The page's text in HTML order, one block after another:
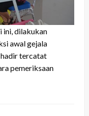
ini, dilakukan
awal gejala
tercatat
pemeriksaan